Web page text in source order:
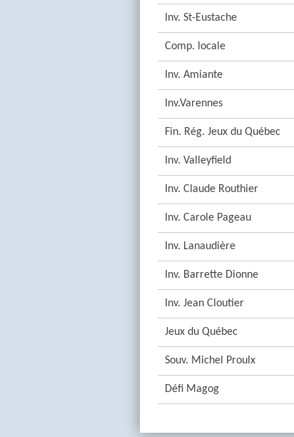
Inv. St-Eustache
Comp. locale
Inv. Amiante
Inv.Varennes
Fin. Rég. Jeux du Québec
Inv. Valleyfield
Inv. Claude Routhier
Inv. Carole Pageau
Inv. Lanaudière
Inv. Barrette Dionne
Inv. Jean Cloutier
Jeux du Québec
Souv. Michel Proulx
Défi Magog